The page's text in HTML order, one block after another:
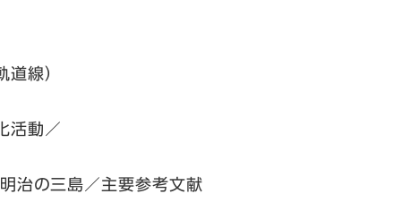
線）
活動／
治の三島／主要参考文献